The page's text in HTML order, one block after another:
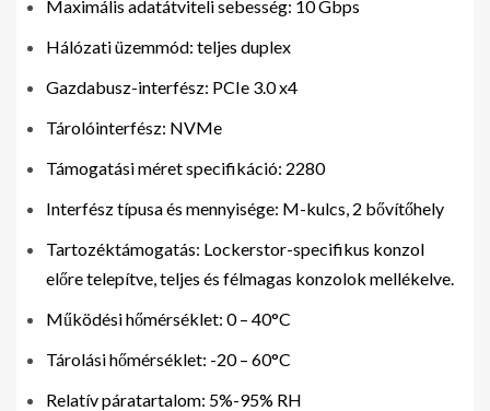
Maximális adatátviteli sebesség: 10 Gbps
Hálózati üzemmód: teljes duplex
Gazdabusz-interfész: PCIe 3.0 x4
Tárolóinterfész: NVMe
Támogatási méret specifikáció: 2280
Interfész típusa és mennyisége: M-kulcs, 2 bővítőhely
Tartozéktámogatás: Lockerstor-specifikus konzol
előre telepítve, teljes és félmagas konzolok mellékelve.
Működési hőmérséklet: 0 – 40°C
Tárolási hőmérséklet: -20 – 60°C
Relatív páratartalom: 5%-95% RH